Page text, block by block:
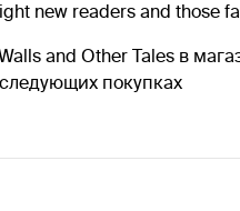
new readers and those
and Other Tales в
покупках